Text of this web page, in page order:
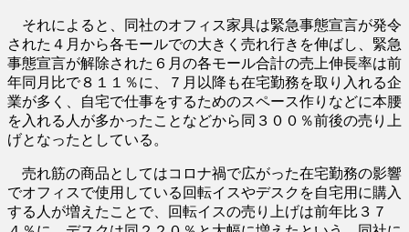
それによると、同社のオフィス家具は緊急事態宣言が発令
された４月から各モールでの大きく売れ行きを伸ばし、緊急
事態宣言が解除された６月の各モール合計の売上伸長率は前
年同月比で８１１％に、７月以降も在宅勤務を取り入れる企
業が多く、自宅で仕事をするためのスペース作りなどに本腰
を入れる人が多かったことなどから同３００％前後の売り上
げとなったとしている。
売れ筋の商品としてはコロナ禍で広がった在宅勤務の影響
でオフィスで使用している回転イスやデスクを自宅用に購入
する人が増えたことで、回転イスの売り上げは前年比３７